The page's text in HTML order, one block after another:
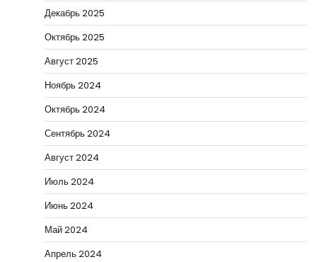
Декабрь 2025
Октябрь 2025
Август 2025
Ноябрь 2024
Октябрь 2024
Сентябрь 2024
Август 2024
Июль 2024
Июнь 2024
Май 2024
Апрель 2024